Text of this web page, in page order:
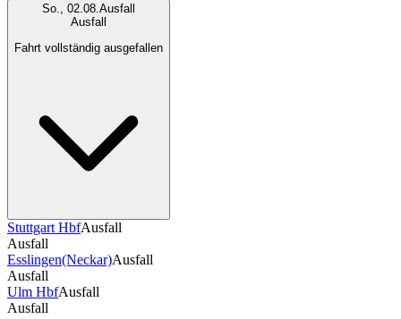
So., 02.08.Ausfall
Ausfall
Fahrt vollständig ausgefallen
Stuttgart HbfAusfall
Ausfall
Esslingen(Neckar)Ausfall
Ausfall
Ulm HbfAusfall
Ausfall